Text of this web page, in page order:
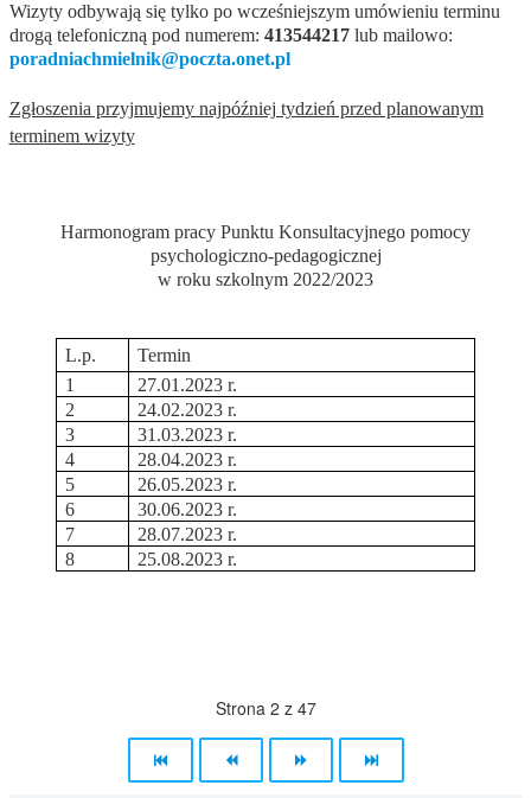
Wizyty odbywają się tylko po wcześniejszym umówieniu terminu
drogą telefoniczną pod numerem: 413544217lub mailowo:
poradniachmielnik@poczta.onet.pl
Zgłoszenia przyjmujemy najpóźniej tydzień przed planowanym
terminem wizyty
Harmonogram pracy Punktu Konsultacyjnego pomocy
psychologiczno-pedagogicznej
w roku szkolnym 2022/2023
L.p.
Termin
1
27.01.2023 r.
2
24.02.2023 r.
3
31.03.2023 r.
4
28.04.2023 r.
5
26.05.2023 r.
6
30.06.2023 r.
7
28.07.2023 r.
8
25.08.2023 r.
Strona 2 z 47